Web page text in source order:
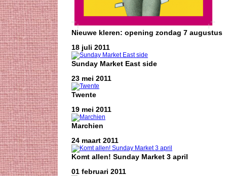
Nieuwe kleren: opening zondag 7 augustus
18 juli 2011
Sunday Market East side
23 mei 2011
Twente
19 mei 2011
Marchien
24 maart 2011
Komt allen! Sunday Market 3 april
01 februari 2011